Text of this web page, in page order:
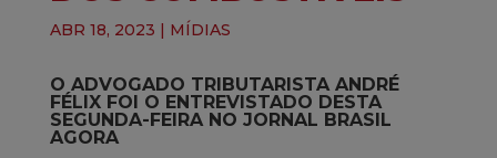
ABR 18, 2023 | MÍDIAS
O ADVOGADO TRIBUTARISTA ANDRÉ
FÉLIX FOI O ENTREVISTADO DESTA
SEGUNDA-FEIRA NO JORNAL BRASIL
AGORA